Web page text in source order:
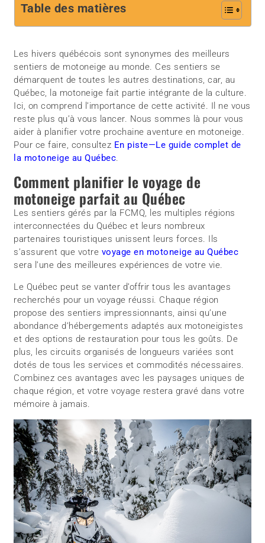
Table des matières
Les hivers québécois sont synonymes des meilleurs
sentiers de motoneige au monde. Ces sentiers se
démarquent de toutes les autres destinations, car, au
Québec, la motoneige fait partie intégrante de la culture.
Ici, on comprend l’importance de cette activité. Il ne vous
reste plus qu’à vous lancer. Nous sommes là pour vous
aider à planifier votre prochaine aventure en motoneige.
Pour ce faire, consultez En piste—Le guide complet de
la motoneige au Québec.
Comment planifier le voyage de
motoneige parfait au Québec
Les sentiers gérés par la FCMQ, les multiples régions
interconnectées du Québec et leurs nombreux
partenaires touristiques unissent leurs forces. Ils
s’assurent que votre voyage en motoneige au Québec
sera l’une des meilleures expériences de votre vie.
Le Québec peut se vanter d’offrir tous les avantages
recherchés pour un voyage réussi. Chaque région
propose des sentiers impressionnants, ainsi qu’une
abondance d’hébergements adaptés aux motoneigistes
et des options de restauration pour tous les goûts. De
plus, les circuits organisés de longueurs variées sont
dotés de tous les services et commodités nécessaires.
Combinez ces avantages avec les paysages uniques de
chaque région, et votre voyage restera gravé dans votre
mémoire à jamais.